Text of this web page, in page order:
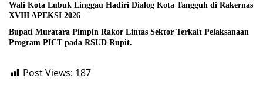
Wali Kota Lubuk Linggau Hadiri Dialog Kota Tangguh di Rakernas
XVIII APEKSI 2026
Bupati Muratara Pimpin Rakor Lintas Sektor Terkait Pelaksanaan
Program PICT pada RSUD Rupit.
Post Views: 187